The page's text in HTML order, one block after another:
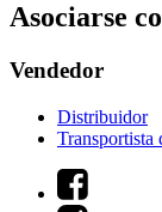
Asociarse
Vendedor
Distribuidor